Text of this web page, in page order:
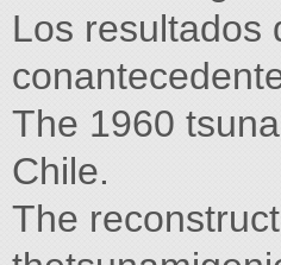
Los resultados
The 1960
Chile.
The